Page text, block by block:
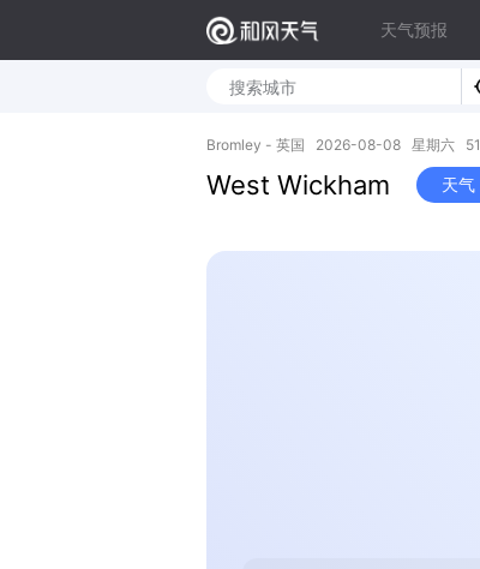
天气预报
Bromley - 英国 2026-08-08 星期六
West Wickham 天气